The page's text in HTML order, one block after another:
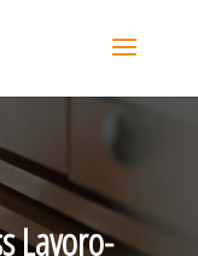
Lavoro-